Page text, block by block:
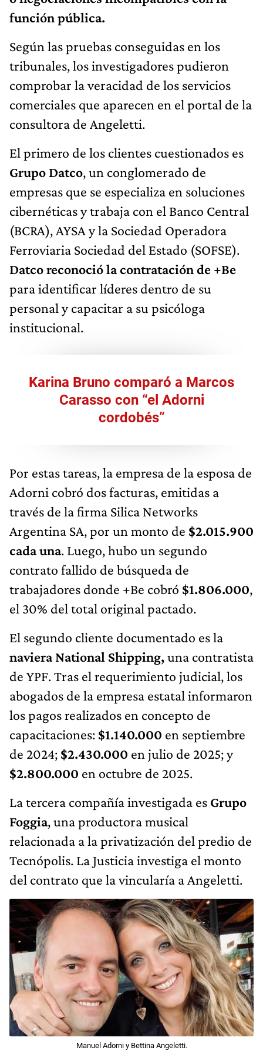
función pública.
Según las pruebas conseguidas en los
tribunales, los investigadores pudieron
comprobar la veracidad de los servicios
comerciales que aparecen en el portal de la
consultora de Angeletti.
El primero de los clientes cuestionados es
Grupo Datco, un conglomerado de
empresas que se especializa en soluciones
cibernéticas y trabaja con el Banco Central
(BCRA), AYSA y la Sociedad Operadora
Ferroviaria Sociedad del Estado (SOFSE).
Datco reconoció la contratación de +Be
para identificar líderes dentro de su
personal y capacitar a su psicóloga
institucional.
Karina Bruno comparó a Marcos
Carasso con “el Adorni
cordobés”
Por estas tareas, la empresa de la esposa de
Adorni cobró dos facturas, emitidas a
través de la firma Silica Networks
Argentina SA, por un monto de $2.015.900
cada una. Luego, hubo un segundo
contrato fallido de búsqueda de
trabajadores donde +Be cobró $1.806.000,
el 30% del total original pactado.
El segundo cliente documentado es la
naviera National Shipping,una contratista
de YPF. Tras el requerimiento judicial, los
abogados de la empresa estatal informaron
los pagos realizados en concepto de
capacitaciones: $1.140.000 en septiembre
de 2024; $2.430.000 en julio de 2025; y
$2.800.000 en octubre de 2025.
La tercera compañía investigada es Grupo
Foggia, una productora musical
relacionada a la privatización del predio de
Tecnópolis. La Justicia investiga el monto
del contrato que la vincularía a Angeletti.
Manuel Adorni y Bettina Angeletti.